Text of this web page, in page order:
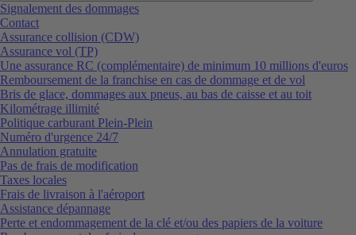
Signalement des dommages
Contact
Assurance collision (CDW)
Assurance vol (TP)
Une assurance RC (complémentaire) de minimum 10 millions d'euros
Remboursement de la franchise en cas de dommage et de vol
Bris de glace, dommages aux pneus, au bas de caisse et au toit
Kilométrage illimité
Politique carburant Plein-Plein
Numéro d'urgence 24/7
Annulation gratuite
Pas de frais de modification
Taxes locales
Frais de livraison à l'aéroport
Assistance dépannage
Perte et endommagement de la clé et/ou des papiers de la voiture